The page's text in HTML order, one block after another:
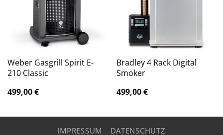
Weber Gasgrill Spirit E-
210 Classic
499,00€
Bradley 4 Rack Digital
Smoker
499,00€
IMPRESSUM DATENSCHUTZ